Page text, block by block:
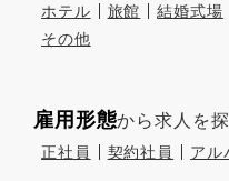
ホテル 旅館 結婚式場
その他
雇用形態から求人を
正社員 契約社員 アル